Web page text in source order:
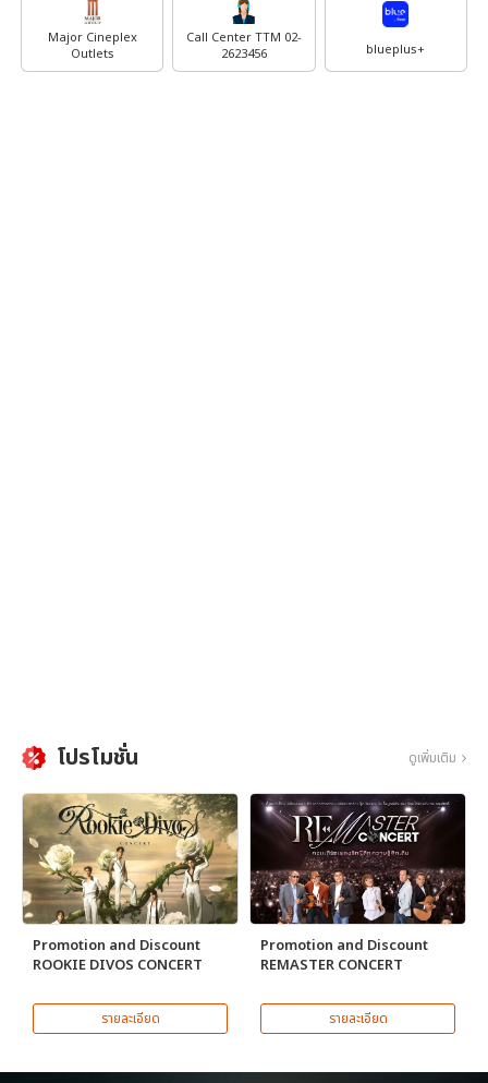
Major Cineplex
Outlets
Call Center TTM 02-
2623456
blueplus+
โปรโมชั่น ดูเพิ่มเติม
Promotion and Discount
ROOKIE DIVOS CONCERT
รายละเอียด
Promotion and Discount
REMASTER CONCERT
รายละเอียด